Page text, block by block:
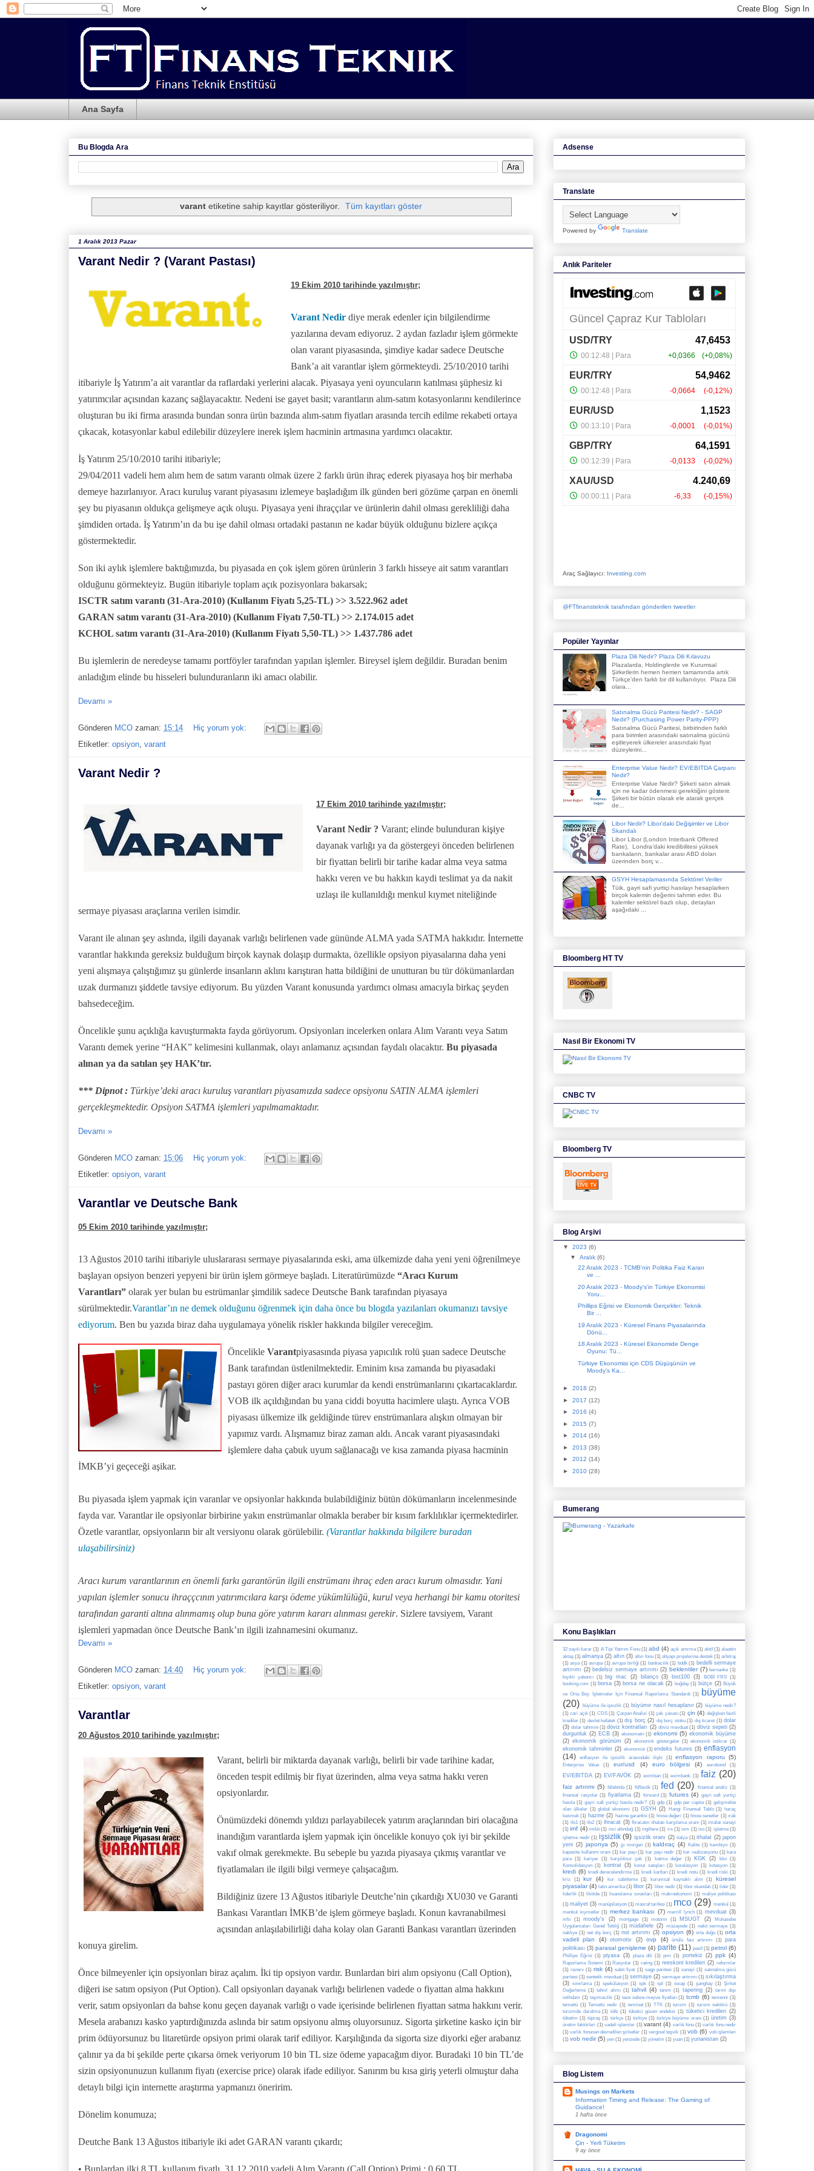
Ana Sayfa
Bu Blogda Ara
varantetiketine sahip kayıtlar gösteriliyor. Tüm kayıtları göster
1 Aralık 2013 Pazar
Varant Nedir ? (Varant Pastası)
19 Ekim 2010 tarihinde yazılmıştır;
Varant Nedir diye merak edenler için bilgilendirme
yazılarına devam ediyoruz. 2 aydan fazladır işlem görmekte
olan varant piyasasında, şimdiye kadar sadece Deutsche
Bank’a ait varantlar işlem görmekteydi. 25/10/2010 tarihi
itibariyle İş Yatırım’a ait varantlar da raflardaki yerlerini alacak. Piyasaya yeni oyuncuların katılması şüphesiz ki
yatırımcılar açısından kazanç sağlayacaktır. Nedeni ise gayet basit; varantların alım-satım kotasyonlarını kendilerince
oluşturan bu iki firma arasında bundan sonra ürün bazında alım-satım fiyatları arasında tercih edilme rekabeti ortaya
çıkacak, kotasyonlar kabul edilebilir düzeylere inerek işlem hacminin artmasına yardımcı olacaktır.
İş Yatırım 25/10/2010 tarihi itibariyle;
29/04/2011 vadeli hem alım hem de satım varantı olmak üzere 2 farklı ürün ihraç ederek piyasaya hoş bir merhaba
demeye hazırlanıyor. Aracı kuruluş varant piyasasını izlemeye başladığım ilk günden beri gözüme çarpan en önemli
şey bu piyasanın oldukça gelişmeye açık oluşu. Piyasaya yeni ihraççılar ve ürünlerin dahil olması gerekliliği daha
şimdiden ortada. İş Yatırım’ın da bu işe dahil olması ortadaki pastanın ne kadar büyük olduğunu bizlere açıkça
göstermektedir.
Son iki aylık işlemlere baktığımızda, bu piyasada en çok işlem gören ürünlerin 3 farklı hisseye ait satım varantları
olduğunu görmekteyiz. Bugün itibariyle toplam açık pozisyonlara bakarsak;
ISCTR satım varantı (31-Ara-2010) (Kullanım Fiyatı 5,25-TL) >> 3.522.962 adet
GARAN satım varantı (31-Ara-2010) (Kullanım Fiyatı 7,50-TL) >> 2.174.015 adet
KCHOL satım varantı (31-Ara-2010) (Kullanım Fiyatı 5,50-TL) >> 1.437.786 adet
Bu işlemlerin de neredeyse tamamı portföyler tarafından yapılan işlemler. Bireysel işlem değildir. Buradan benim
anladığım elinde bu hisseleri bulunduranların iki amacı olabilir.
Devamı »
Gönderen MCO zaman: 15:14
Hiç yorum yok:
Etiketler: opsiyon varant
Varant Nedir ?
17 Ekim 2010 tarihinde yazılmıştır;
Varant Nedir ? Varant; elinde bulunduran kişiye
dayanak varlığı ya da göstergeyi önceden belirlenen
bir fiyattan belirli bir tarihe kadar alma veya satma
hakkı veren ve bu hakkın kaydi teslimat ya da nakit
uzlaşı ile kullanıldığı menkul kıymet niteliğinde
sermaye piyasası araçlarına verilen isimdir.
Varant ile alınan şey aslında, ilgili dayanak varlığı belirlenen vade gününde ALMA yada SATMA hakkıdır. İnternette
varantlar hakkında gereksiz bulduğum birçok kaynak dolaşıp durmakta, özellikle opsiyon piyasalarına daha yeni
yeni alışmaya çalıştığımız şu günlerde insanların aklını karıştıran hatta bildiğini de unutturan bu tür dökümanlardan
uzak durmanızı şiddetle tavsiye ediyorum. Bu yüzden Varant konusunda yardımcı olması amacıyla birkaç şeyden
bahsedeceğim.
Öncelikle şunu açıklığa kavuşturmakta fayda görüyorum. Opsiyonları incelerken onlara Alım Varantı veya Satım
Varantı demek yerine “HAK” kelimesini kullanmak, olayı anlamanız açısından faydalı olacaktır. Bu piyasada
alınan ya da satılan şey HAK’tır.
*** Dipnot : Türkiye’deki aracı kuruluş varantları piyasamızda sadece opsiyonu SATIN ALMA işlemleri
gerçekleşmektedir. Opsiyon SATMA işlemleri yapılmamaktadır.
Devamı »
Gönderen MCO zaman: 15:06
Hiç yorum yok:
Etiketler: opsiyon varant
Varantlar ve Deutsche Bank
05 Ekim 2010 tarihinde yazılmıştır;
13 Ağustos 2010 tarihi itibariyle uluslararası sermaye piyasalarında eski, ama ülkemizde daha yeni yeni öğrenilmeye
başlayan opsiyon benzeri yepyeni bir ürün işlem görmeye başladı. Literatürümüzde “Aracı Kurum
Varantları” olarak yer bulan bu estrümanlar şimdilik sadece Deutsche Bank tarafından piyasaya
sürülmektedir.Varantlar’ın ne demek olduğunu öğrenmek için daha önce bu blogda yazılanları okumanızı tavsiye
ediyorum. Ben bu yazıda biraz daha uygulamaya yönelik riskler hakkında bilgiler vereceğim.
Öncelikle Varantpiyasasında piyasa yapıcılık rolü şuan sadece Deutsche
Bank tarafından üstlenilmektedir. Eminim kısa zamanda bu piyasadaki
pastayı gören diğer aracı kurumlar da kendi enstrümanlarını çıkartacaklardır.
VOB ilk açıldığından bu yana ciddi boyutta hacimlere ulaştı. Ayrıca VOB
piyasası ülkemize ilk geldiğinde türev enstrümanlara alışkın olmayan bir
yapımız vardı. Alışmamız biraz zaman aldı. Ancak varant piyasasındaki
işlemlere daha çabuk uyum sağlanacağı ve kısa zamanda piyasa hacminin
İMKB’yi geçeceği aşikar.
Bu piyasada işlem yapmak için varanlar ve opsiyonlar hakkında bulabildiğiniz bütün dökümanların incelenmesinde
fayda var. Varantlar ile opsiyonlar birbirine yakın enstrümanlar olmakla beraber bir kısım farklılıklar içermektedirler.
Özetle varantlar, opsiyonların bir alt versiyonu olarak görülebilir. (Varantlar hakkında bilgilere buradan
ulaşabilirsiniz)
Aracı kurum varantlarının en önemli farkı garantörün ilgili enstrümanı ihraç eden aracı kurum olmasıdır. Yani
yapılan işlemler sonucu ihraççcının yatırımcılara karşı ödeme yükümlülüğü, kurul veya herhangi bir kamu otoritesi
tarafından garanti altına alınmamış olup buna göre yatırım kararı alınması gerekir. Sizlere tavsiyem, Varant
işlemleri yapmadan önce Deutsche Bank’ın ilgili izahnamesini okumanız.
Devamı »
Gönderen MCO zaman: 14:40
Hiç yorum yok:
Etiketler: opsiyon varant
Varantlar
20 Ağustos 2010 tarihinde yazılmıştır;
Varant, belirli bir miktarda dayanak varlığı, belirli bir vade tarihine kadar,
önceden tespit edilmiş bir fiyat üzerinden, alma veya satma hakkı veren
opsiyonlardır.
Önümüzdeki dönemdı yıldızı parlayabilecek yatırım araçlarından biri olacağına
inandığım varantlarda işlem yapmak için öncelikle konuyo çok iyi bir şekilde
vakıf olmak gerekmekte. Bu sebeple bu yazıda piyasaya çıkmış varantlar ve
fiyatlamaları ile ilgili bilgi vermeye çalışacağım.
Bildiğiniz üzere 13 Ağustos itibariyle Deutche’nin çıkardığı XU030 ve Garanti
Bankası Varantları İMKB’de işlem görmeye başladı. Konun kavranabilmesi
açısından anlaşılabilirliği daha kolay olan Garanti Bankası varantları üzerinden
konuya girelim.
Önce bilmeyenler için opsiyonları biraz açalım. İki tip opsiyon vardır. Bunlardan biri alım opsiyonu (Call Option),
diğeri ise satım opsiyon (Put Option). Call opsiyonları dayanak varlığı belirlenen vadede o fiyattan alma hakkını
verir, satım opsiyonları da bahse konu geçen dayanak varlığı o vade içerisinde belirlenen fiyattan satma hakkını verir.
Mesela arabanızı kasko yaptırdığınızda aslında bir satım opsiyonu almış oluyorsunuz. Sigorta şirketine kasko için bir
prim ödüyorsunuz bu litaretürde opsiyon primi olarak tarif ediliyor. Karşılığında da sigorta size diyorki eğer arabanız
çalınır ya da bi şekilde perte çıkarsa örnek veriyorum 10 bin TL size ödeme yapacağım diyor. Buradaki 10 bin TL’de
sizin opsiyonunuzun kullanım fiyatı (exercise price) olarak ifade ediliyor. Sanırım bu kısa giriş yeterli olmuştur daha
detaylı bilgi için internette araştırma yapmanızı öneririm.
Dönelim konumuza;
Deutche Bank 13 Ağustos itibariyle iki adet GARAN varantı çıkardı;
• Bunlardan ilki 8 TL kullanım fiyatlı, 31.12.2010 vadeli Alım Varantı (Call Option) Primi : 0.60 TL
Adsense
Translate
Powered by Translate
Anlık Pariteler
Araç Sağlayıcı: Investing.com
@FTfinansteknik tarafından gönderilen tweetler
Popüler Yayınlar
Plaza Dili Nedir? Plaza Dili Kılavuzu
Plazalarda, Holdinglerde ve Kurumsal
Şirketlerin hemen hemen tamamında artık
Türkçe'den farklı bir dil kullanılıyor. Plaza Dili
olara...
Satınalma Gücü Paritesi Nedir? - SAGP
Nedir? (Purchasing Power Parity-PPP)
Satınalma Gücü Paritesi, birbirinden farklı
para birimleri arasındaki satınalma gücünü
eşitleyerek ülkereler arasındaki fiyat
düzeylerini...
Enterprise Value Nedir? EV/EBITDA Çarpanı
Nedir?
Enterprise Value Nedir? Şirketi satın almak
için ne kadar ödenmesi gerektiğini gösterir.
Şirketi bir bütün olarak ele alarak gerçek
de...
Libor Nedir? Libor'daki Değişimler ve Libor
Skandalı
Libor Libor (London Interbank Offered
Rate), Londra’daki kredibilitesi yüksek
bankaların, bankalar arası ABD doları
üzerinden borç v...
GSYH Hesaplamasında Sektörel Veriler
Tüik, gayri safi yurtiçi hasılayı hesaplarken
birçok kalemin değerini tahmin eder. Bu
kalemler sektörel bazlı olup, detayları
aşağıdaki ...
Bloomberg HT TV
Nasıl Bir Ekonomi TV
CNBC TV
Bloomberg TV
Blog Arşivi
▼ 2023 (6)
▼ Aralık (6)
22 Aralık 2023 - TCMB'nin Politika Faiz Kararı
ve ...
20 Aralık 2023 - Moody's'in Türkiye Ekonomisi
Yoru...
Phillips Eğrisi ve Ekonomik Gerçekler: Teknik
Bir ...
19 Aralık 2023 - Küresel Finans Piyasalarında
Dönü...
18 Aralık 2023 - Küresel Ekonomide Denge
Oyunu: Tü...
Türkiye Ekonomisi için CDS Düşüşünün ve
Moody's Ka...
► 2018 (2)
► 2017 (12)
► 2016 (4)
► 2015 (7)
► 2014 (16)
► 2013 (38)
► 2012 (14)
► 2010 (28)
Bumerang
Konu Başlıkları
32 sayılı karar (1) A Tipi Yatırım Fonu (1) abd (4) açık artırma (1) aktif (1) alaattin
aktaş (1) almanya (2) altın (3) altın fonu (1) altyapı projelerine destek (1) arbitraj
(1) asya (1) avrupa (1) avrupa birliği (1) bankacılık (1) bddk (1) bedelli sermaye
artırımı (2) bedelsiz sermaye artırımı (2) beklentiler (7) bernanke (1)
bıyıklı yabancı (1) big mac (2) bilanço (3) bist100 (3) BOBİ FRS (1)
booking.com (1) borsa (3) borsa ne olacak (2) buğday (1) bütçe (2) Büyük
ve Orta Boy İşletmeler İçin Finansal Raporlama Standardı (1)
büyüme
(20)
büyüme ile işsizlik (1) büyüme nasıl hesaplanır (2) büyüme nedir?
(1) cari açık (1) CDS (1) Çarpan Analizi (1) çek yasası (1) çin (4) değişken faizli
krediler (1) devlet kefateti (1) dış borç (2) dış borç stoku (1) dış ticaret (1) dolar
(3) dolar tahmini (1) döviz kontratları (2) döviz mevduat (1) döviz sepeti (2)
durgunluk (2) ECB (3) ekonometri (1) ekonomi (5) ekonomik büyüme
(2) ekonomik görünüm (2) ekonomik göstergeler (1) ekonomik istikrar (1)
ekonomik tahminler (2) ekonomist (1) endeks futures (3) enflasyon
(14)
enflasyon ile işsizlik arasındaki ilişki (1) enflasyon raporu (5)
Enterprise Value (1) eur/usd (4) euro bölgesi (4) eurobond (1)
EV/EBITDA (2) EV/FAVÖK (2) eximban (1) eximbank (1) faiz (20)
faiz artırımı (5) fd/ebitda (1) fd/favök (1) fed (20) finansal analiz (1)
finansal rasyolar (1) fiyatlama (2) forward (1) futures (4) gayri safi yurtiçi
hasıla (1) gayri safi yurtiçi hasıla nedir? (1) gdp (1) gdp per capita (1) gelişmekte
olan ülkeler (1) global ekonomi (1) GSYH (2) Hangi Finansal Tablo (1)
haraç
kesmek (1) hazine (2) hazine garantisi (1) hisse değeri (1) hisse senetler (1) ırak
(1) ifo1 (1) ifo2 (1) ihracat (3) İhracatın ithalatı karşılama oranı (1) imalat sanayi
(1) imf (4) imkb (1) inci altındağ (1) ingiltere (1) irs (1) ism (1) iso (1) işletme (1)
işletme nedir (1) işsizlik (9) işsizlik oranı (2) italya (1) ithalat (2) japon
yeni (2) japonya (5) jp morgan (1) kaldıraç (4) Kalite (1) kambiyo (1)
kapasite kullanım oranı (1) kar payı (1) kar payı nedir (1) kar realizasyonu (1) kara
para (1) kariyer (1) karşılıksız çek (1) katma değer (1) KGK (2) kko (1)
Konsolidasyon (1) kontrat (3) konut satışları (1) korelasyon (1) kotasyon (1)
kredi (6) kredi derecelendirme (1) kredi kartları (1) kredi notu (1) kredi riski (1)
kriz
(1) kur (4) kur sabitleme (1) kurumsal kaynaklı alım (1)
küresel
piyasalar (4) latin amerika (1) libor (2) libor nedir (1) libor skandalı (1) lider (1)
liderlik (1) likitide (1) lisanslama sınavları (1) makroekonomi (1) maliye politikası
(1) maliyet (3) manüpilasyon (1) masraf tarifesi (1) mco (29) menkul (1)
menkul kıymetler (1) merkez bankası (7) merrill lynch (1) mevduat (3)
mfo (1) moody's (2) mortgage (1) motorin (1) MSUGT (2)
Muhasebe
Uygulamaları Genel Tebliğ (1) müdahele (2) müzayede (1) nakit sermaye (1)
nakliye (1) net dış borç (1) not artırımı (3) opsiyon (6) orta doğu (1) orta
vadeli plan
(4) otomotiv (2) ovp (4) örtülü faiz artırımı (1)
para
politikası (3) parasal genişleme (4) parite (11) pasif (1) petrol (6)
Phillips Eğrisi (1) piyasa (3) plaza dili (1) pmi (1) portekiz (2) ppk (4)
Raporlama Sistemi (1) Rasyolar (1) rating (1) reeskont kredileri (2) reformlar
(1) rezerv (1) risk (4) sabit fiyat (1) sagp paritesi (1) sanayi (1) satınalma gücü
paritesi (1) sentetik mevduat (1) sermaye (2) sermaye artırımı (1) sıkılaştırma
(3) sınırlama (1) spekülasyon (1) spk (1) spl (1) swap (1) şanghay (1) Şirket
Değerleme (1) tahivl alımı (1) tahvil (4) tanım (1) tapering (2) tarım dışı
istihdam (1) taşımacılık (1) taze sebze-meyve fiyatları (1) tcmb (6) temenni (1)
temettü (1) Temettü nedir (1) teminat (1) TTK (1) turizm (1) turizm sektörü (1)
turizmde daralma (1) tüfe (1) tüketici güven endeksi (1) tüketici kredileri (2)
tüketim (1) tüpraş (1) türkçe (1) türkiye (1) türkiye büyüme oranı (1) üretim (3)
üretim faktörleri (1) vadeli işlemler (1) varant (4) varlık fonu (1) varlık fonu nedir
(1) varlık fonunan devredilen şirketler (1) vergisel teşvik (1) vob (6) vob işlemleri
(1) vob nedir (5) yen (1) yenzede (1) yönetim (1) yuan (1) yunanistan (2)
Blog Listem
Musings on Markets
Information Timing and Release: The Gaming of
Guidance!
1 hafta önce
Dragonomi
Çin - Yerli Tüketim
9 ay önce